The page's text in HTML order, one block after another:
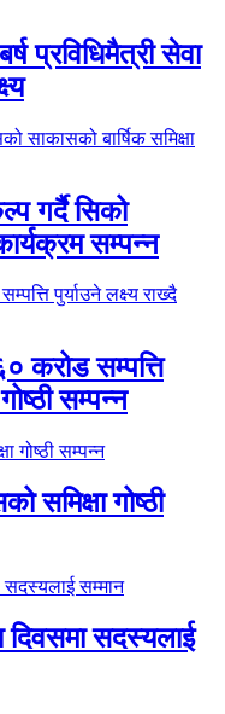
प्रविधिमैत्री सेवा
गर्दै सिको
सम्पन्न
करोड सम्पत्ति
सम्पन्न
समिक्षा गोष्ठी
दिवसमा सदस्यलाई